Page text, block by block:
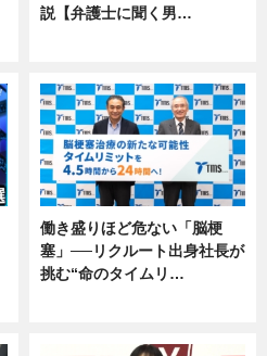
説【弁護士に聞く男…
働き盛りほど危ない「脳梗
塞」──リクルート出身社長が
挑む“命のタイムリ…